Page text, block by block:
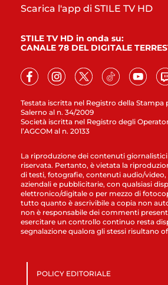
Testata iscritta nel Registro della Stampa
Salerno al n. 34/2009
Società iscritta nel Registro degli
l’AGCOM al n. 20133
Scarica l'app di STILE TV HD
STILE TV HD in onda su:
CANALE 78 DEL DIGITALE
La riproduzione dei contenuti giornalistici
riservata. Pertanto, è vietata la
di testi, fotografie, contenuti audio/
aziendali e pubblicitarie, con qualsiasi
elettronico/digitale o per mezzo di
tutto quanto è ascrivibile a copia non
non è responsabile dei commenti
esercitare un controllo continuo resta
segnalazione qualora gli stessi risultano
POLICY EDITORIALE